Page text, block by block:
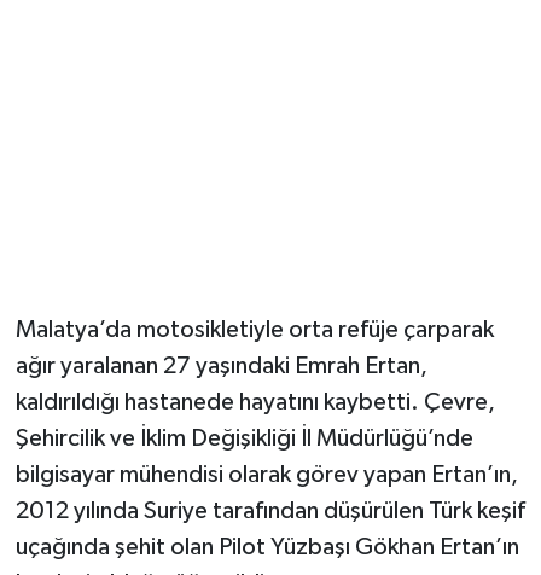
Malatya’da motosikletiyle orta refüje çarparak
ağır yaralanan 27 yaşındaki Emrah Ertan,
kaldırıldığı hastanede hayatını kaybetti. Çevre,
Şehircilik ve İklim Değişikliği İl Müdürlüğü’nde
bilgisayar mühendisi olarak görev yapan Ertan’ın,
2012 yılında Suriye tarafından düşürülen Türk keşif
uçağında şehit olan Pilot Yüzbaşı Gökhan Ertan’ın